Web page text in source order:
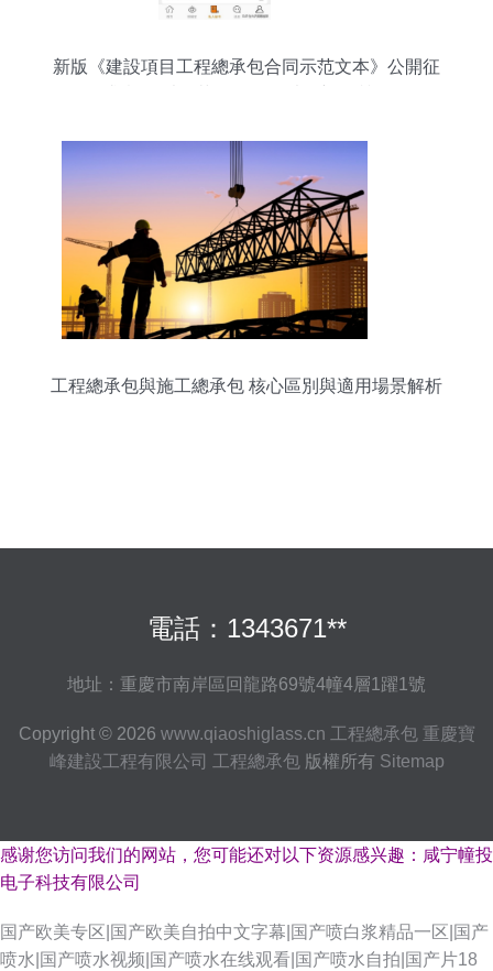
新版《建設項目工程總承包合同示范文本》公開征
工程總承包與施工總承包 核心區別與適用場景解析
電話：1343671**
地址：重慶市南岸區回龍路69號4幢4層1躍1號
Copyright © 2026 www.qiaoshiglass.cn 工程總承包 重慶寶
峰建設工程有限公司 工程總承包版權所有 Sitemap
感谢您访问我们的网站，您可能还对以下资源感兴趣：咸宁幢投
电子科技有限公司
国产欧美专区|国产欧美自拍中文字幕|国产喷白浆精品一区|国产
喷水|国产喷水视频|国产喷水在线观看|国产喷水自拍|国产片18